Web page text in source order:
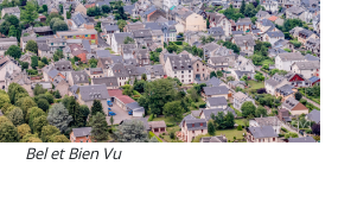
Bel et Bien Vu